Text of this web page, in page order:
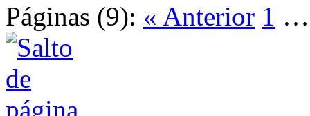
Páginas (9): « Anterior 1